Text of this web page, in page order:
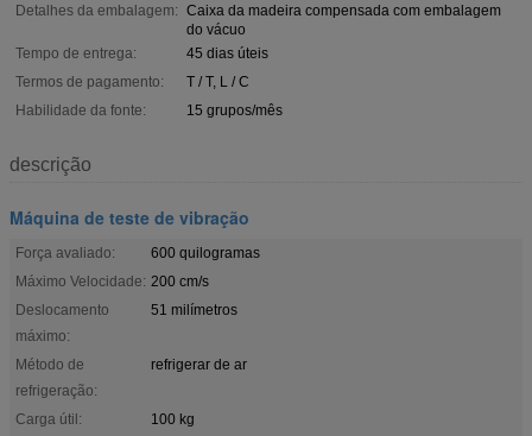
Detalhes da embalagem: Caixa da madeira compensada com embalagem
do vácuo
Tempo de entrega:
45 dias úteis
Termos de pagamento:
T / T, L / C
Habilidade da fonte:
15 grupos/mês
descrição
Máquina de teste de vibração
Força avaliado:
600 quilogramas
Máximo Velocidade: 200 cm/s
Deslocamento
máximo:
51 milímetros
Método de
refrigeração:
refrigerar de ar
Carga útil:
100 kg